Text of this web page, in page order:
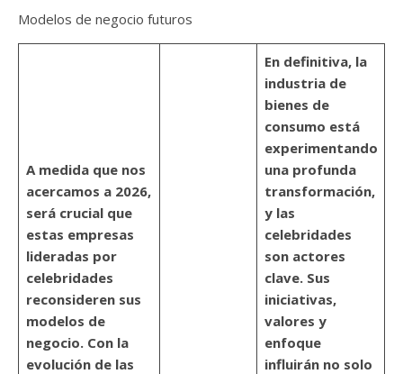
Modelos de negocio futuros
A medida que nos
acercamos a 2026,
será crucial que
estas empresas
lideradas por
celebridades
reconsideren sus
modelos de
negocio. Con la
evolución de las
En definitiva, la
industria de
bienes de
consumo está
experimentando
una profunda
transformación,
y las
celebridades
son actores
clave. Sus
iniciativas,
valores y
enfoque
influirán no solo